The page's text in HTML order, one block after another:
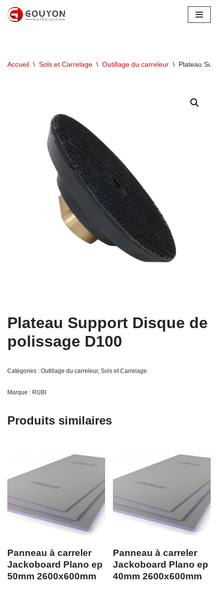
Accueil \ Sols et Carrelage \ Outillage du carreleur \ Plateau
Plateau Support Disque de
polissage D100
Catégories : Outillage du carreleur, Sols et Carrelage
Marque : RUBI
Produits similaires
Panneau à carreler
Jackoboard Plano ep
50mm 2600x600mm
Panneau à carreler
Jackoboard Plano ep
40mm 2600x600mm